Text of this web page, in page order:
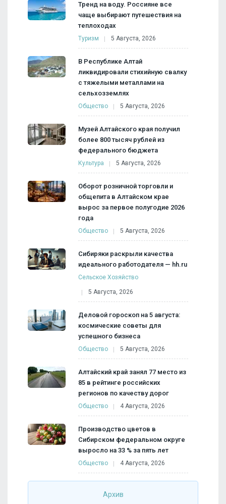
Тренд на воду. Россияне все
чаще выбирают путешествия на
теплоходах
Туризм 5 Августа, 2026
В Республике Алтай
ликвидировали стихийную свалку
с тяжелыми металлами на
сельхозземлях
Общество 5 Августа, 2026
Музей Алтайского края получил
более 800 тысяч рублей из
федерального бюджета
Культура 5 Августа, 2026
Оборот розничной торговли и
общепита в Алтайском крае
вырос за первое полугодие 2026
года
Общество 5 Августа, 2026
Сибиряки раскрыли качества
идеального работодателя — hh.ru
Сельское Хозяйство
5 Августа, 2026
Деловой гороскоп на 5 августа:
космические советы для
успешного бизнеса
Общество 5 Августа, 2026
Алтайский край занял 77 место из
85 в рейтинге российских
регионов по качеству дорог
Общество 4 Августа, 2026
Производство цветов в
Сибирском федеральном округе
выросло на 33 % за пять лет
Общество 4 Августа, 2026
Архив